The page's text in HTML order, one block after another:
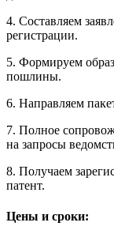
4. Составляем
регистрации.
5. Формируем
пошлины.
6. Направляем
7. Полное
на запросы
8. Получаем
патент.
Цены и сроки: